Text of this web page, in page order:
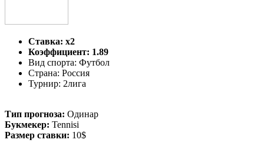
Ставка: х2
Коэффициент: 1.89
Вид спорта: Футбол
Страна: Россия
Турнир: 2лига
Тип прогноза: Одинар
Букмекер: Tennisi
Размер ставки: 10$